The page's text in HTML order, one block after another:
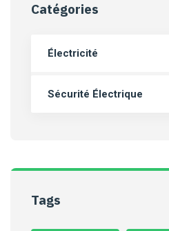
Catégories
Électricité
Sécurité Électrique
Tags